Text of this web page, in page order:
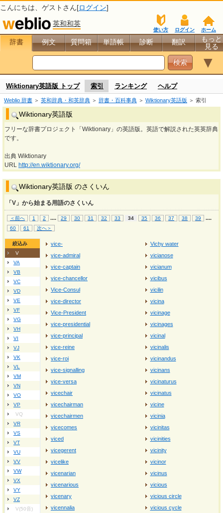
こんにちは、 ゲスト さん[ログイン]
英和和英
ホーム
ログイン
使い方
辞書 例文 質問箱 単語帳 診断 翻訳
もっと
見る
▼
Wiktionary英語版 トップ 索引 ランキング ヘルプ
Weblio 辞書 ＞ 英和辞典・和英辞典 ＞ 辞書・百科事典 ＞ Wiktionary英語版 ＞ 索引
Wiktionary英語版
フリーな辞書プロジェクト「Wiktionary」の英語版。英語で解説された英英辞典
です。
出典 Wiktionary
URL http://en.wiktionary.org/
Wiktionary英語版 のさくいん
「V」から始まる用語のさくいん
＜前へ 1 2 .... 29 30 31 32 33 34 35 36 37 38 39 ....
60 61 次へ＞
絞込み
V
VA
VB
VC
VD
VE
VF
VG
VH
VI
VJ
VK
VL
VM
VN
VO
VP
VQ
VR
VS
VT
VU
VV
VW
VX
VY
VZ
V(50音)
vice-
vice-admiral
vice-captain
vice-chancellor
Vice-Consul
vice-director
Vice-President
vice-presidential
vice-principal
vice-reine
vice-roi
vice-signalling
vice-versa
vicechair
vicechairman
vicechairmen
vicecomes
viced
vicegerent
vicelike
vicenarian
vicenarious
vicenary
vicennalia
Vichy water
vicianose
vicianum
vicibus
vicilin
vicina
vicinage
vicinages
vicinal
vicinalis
vicinandus
vicinans
vicinaturus
vicinatus
vicine
vicinia
vicinitas
vicinities
vicinity
vicinor
vicinus
vicious
vicious circle
vicious cycle